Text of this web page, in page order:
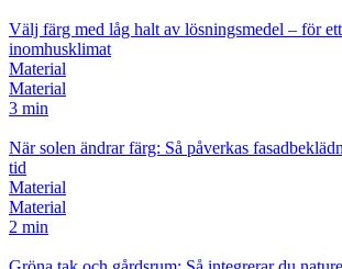
Välj färg med låg halt av lösningsmedel – för
inomhusklimat
Material
Material
3 min
När solen ändrar färg: Så påverkas
tid
Material
Material
2 min